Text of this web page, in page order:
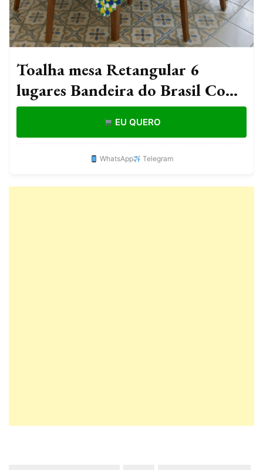
Toalha mesa Retangular 6
lugares Bandeira do Brasil Copa
2.20x1.50 Decoração, Cozinha,
Mesa Posta
EU QUERO
WhatsApp Telegram